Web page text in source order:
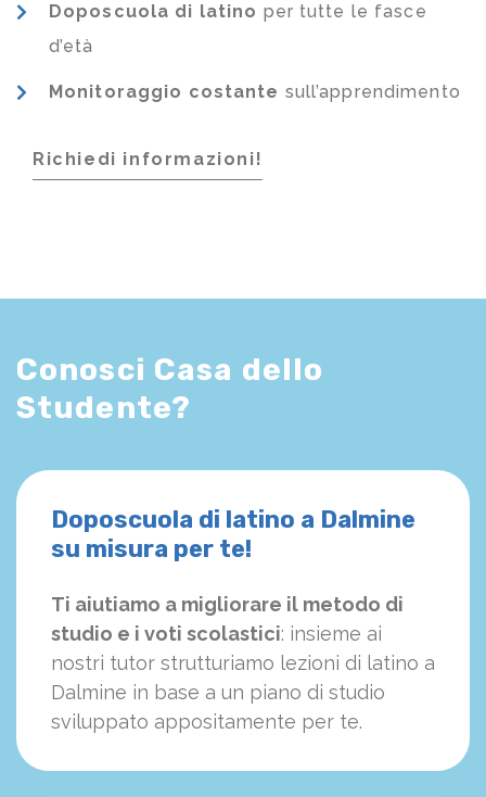
Doposcuola di latino per tutte le fasce
d’età
Monitoraggio costante sull’apprendimento
Richiedi informazioni!
Conosci Casa dello
Studente?
Doposcuola di latino a Dalmine
su misura per te!
Ti aiutiamo a migliorare il metodo di
studio e i voti scolastici: insieme ai
nostri tutor strutturiamo lezioni di latino a
Dalmine in base a un piano di studio
sviluppato appositamente per te.